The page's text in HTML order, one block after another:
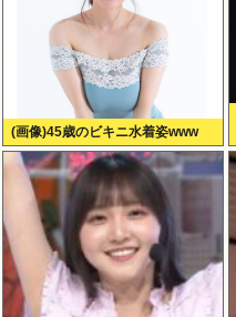
(画像)45歳のビキニ水着姿www